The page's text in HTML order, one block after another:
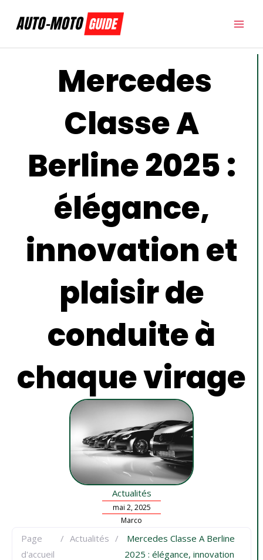
Mercedes
Classe A
Berline 2025 :
élégance,
innovation et
plaisir de
conduite à
chaque virage
Actualités
mai 2, 2025
Marco
Page
d'accueil
/ Actualités /
Mercedes Classe A Berline
2025 : élégance, innovation